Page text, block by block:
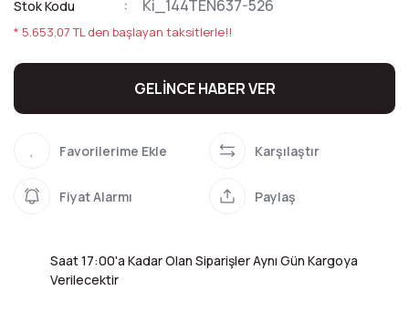
Stok Kodu Ki_144TEN637-526
* 5.653,07 TL den başlayan taksitlerle!!
GELİNCE HABER VER
Karşılaştır
Fiyat Alarmı Paylaş
Saat 17:00'a Kadar Olan Siparişler Aynı Gün Kargoya
Verilecektir